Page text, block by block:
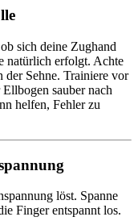
sich deine Zughand
natürlich erfolgt. Achte
der Sehne. Trainiere vor
sauber nach
helfen, Fehler zu
löst. Spanne
Finger entspannt los.